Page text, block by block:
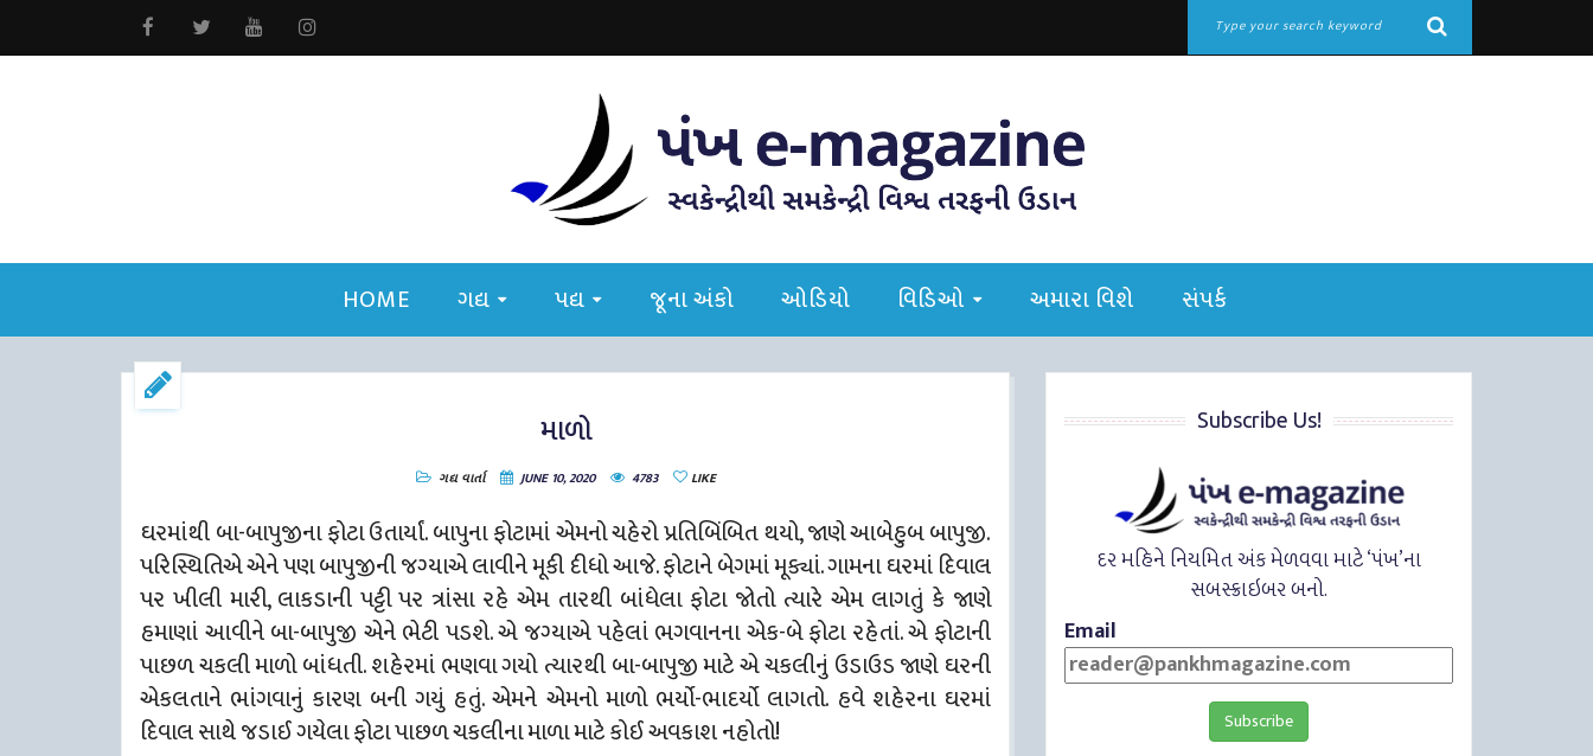
HOME ગદ્ય પદ્ય જૂના અંકો ઓડિયો વિડિઓ અમારા વિશે સંપર્ક
માળો
ગદ્ય વાર્તા JUNE 10, 2020 4783 LIKE
ઘરમાંથી બા-બાપુજીના ફોટા ઉતાર્યાં. બાપુના ફોટામાં એમનો ચહેરો પ્રતિબિંબિત થયો, જાણે આબેહુબ બાપુજી.
પરિસ્થિતિએ એને પણ બાપુજીની જગ્યાએ લાવીને મૂકી દીધો આજે. ફોટાને બેગમાં મૂક્યાં. ગામના ઘરમાં દિવાલ
પર ખીલી મારી, લાકડાની પટ્ટી પર ત્રાંસા રહે એમ તારથી બાંધેલા ફોટા જોતો ત્યારે એમ લાગતું કે જાણે
હમાણાં આવીને બા-બાપુજી એને ભેટી પડશે. એ જગ્યાએ પહેલાં ભગવાનના એક-બે ફોટા રહેતાં. એ ફોટાની
પાછળ ચકલી માળો બાંધતી. શહેરમાં ભણવા ગયો ત્યારથી બા-બાપુજી માટે એ ચકલીનું ઉડાઉડ જાણે ઘરની
એકલતાને ભાંગવાનું કારણ બની ગયું હતું. એમને એમનો માળો ભર્યો-ભાદર્યો લાગતો. હવે શહેરના ઘરમાં
દિવાલ સાથે જડાઈ ગયેલા ફોટા પાછળ ચકલીના માળા માટે કોઈ અવકાશ નહોતો!
Subscribe Us!
દર મહિને નિયમિત અંક મેળવવા માટે ‘પંખ’ના
સબસ્ક્રાઇબર બનો.
Email